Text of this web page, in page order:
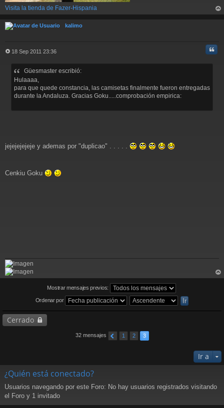
Visita la tienda de Fazer-Hispania
rri
kalimo
Citar
18 Sep 2011 23:36
Güesmaster escribió:
Hulaaaa,
para que quede constancia, las camisetas finalmente fueron entregadas
durante la Andaluza. Gracias Goku.....comprobación empirica:
jejejejejeje y ademas por "duplicao" . . . . .
Cenkiu Goku
rri
Mostrar mensajes previos:
Ordenar por
Cerrado
32 mensajes 1 2 3
Ir a
¿Quién está conectado?
Usuarios navegando por este Foro: No hay usuarios registrados visitando
el Foro y 1 invitado